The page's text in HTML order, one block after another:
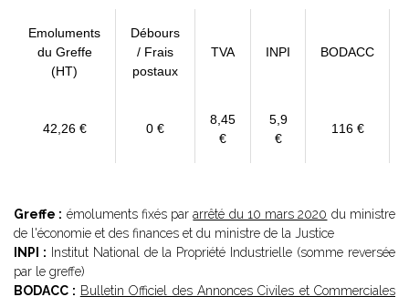
Emoluments
du Greffe
(HT)
Débours
/ Frais
postaux
TVA INPI BODACC
42,26 € 0 €
8,45
€
5,9
€
116 €
Greffe : émoluments fixés pararrêté du 10 mars 2020 du ministre
de l'économie et des finances et du ministre de la Justice
INPI : Institut National de la Propriété Industrielle (somme reversée
par le greffe)
BODACC : Bulletin Officiel des Annonces Civiles et Commerciales